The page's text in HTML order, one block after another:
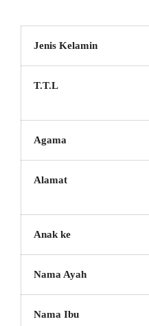
Jenis Kelamin
T.T.L
Agama
Alamat
Anak ke
Nama Ayah
Nama Ibu